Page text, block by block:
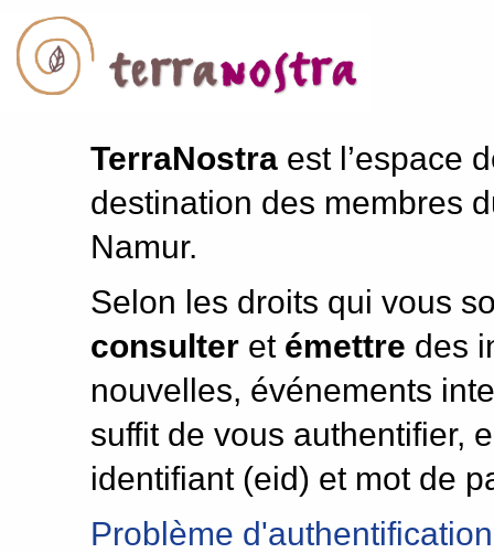
TerraNostra est l’espace
destination des membres
Namur.
Selon les droits qui vous
consulter et émettre des
nouvelles, événements
suffit de vous authentifier,
identifiant (eid) et mot de
Problème